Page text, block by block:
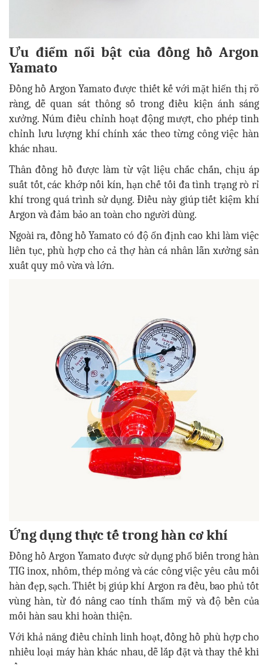
Ưu điểm nổi bật của đồng hồ Argon
Yamato
Đồng hồ Argon Yamato được thiết kế với mặt hiển thị rõ
ràng, dễ quan sát thông số trong điều kiện ánh sáng
xưởng. Núm điều chỉnh hoạt động mượt, cho phép tinh
chỉnh lưu lượng khí chính xác theo từng công việc hàn
khác nhau.
Thân đồng hồ được làm từ vật liệu chắc chắn, chịu áp
suất tốt, các khớp nối kín, hạn chế tối đa tình trạng rò rỉ
khí trong quá trình sử dụng. Điều này giúp tiết kiệm khí
Argon và đảm bảo an toàn cho người dùng.
Ngoài ra, đồng hồ Yamato có độ ổn định cao khi làm việc
liên tục, phù hợp cho cả thợ hàn cá nhân lẫn xưởng sản
xuất quy mô vừa và lớn.
Ứng dụng thực tế trong hàn cơ khí
Đồng hồ Argon Yamato được sử dụng phổ biến trong hàn
TIG inox, nhôm, thép mỏng và các công việc yêu cầu mối
hàn đẹp, sạch. Thiết bị giúp khí Argon ra đều, bao phủ tốt
vùng hàn, từ đó nâng cao tính thẩm mỹ và độ bền của
mối hàn sau khi hoàn thiện.
Với khả năng điều chỉnh linh hoạt, đồng hồ phù hợp cho
nhiều loại máy hàn khác nhau, dễ lắp đặt và thay thế khi